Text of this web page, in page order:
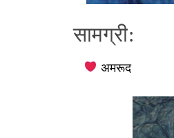
सामग्री:
अमरूद